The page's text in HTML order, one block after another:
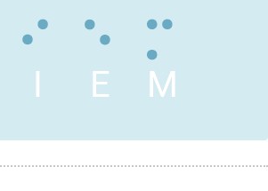
I E M